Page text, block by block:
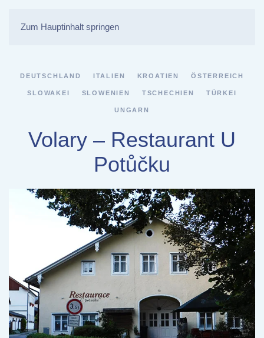
Zum Hauptinhalt springen
DEUTSCHLAND ITALIEN KROATIEN ÖSTERREICH
SLOWAKEI SLOWENIEN TSCHECHIEN TÜRKEI
UNGARN
Volary – Restaurant U
Potůčku